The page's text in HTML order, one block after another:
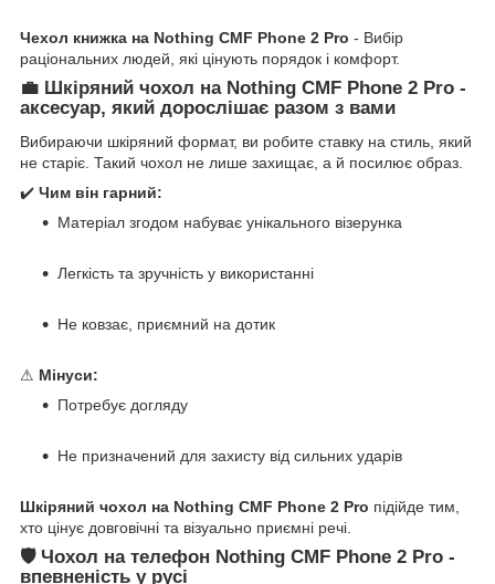
Чехол книжка на Nothing CMF Phone 2 Pro - Вибір
раціональних людей, які цінують порядок і комфорт.
💼 Шкіряний чохол на Nothing CMF Phone 2 Pro -
аксесуар, який дорослішає разом з вами
Вибираючи шкіряний формат, ви робите ставку на стиль, який
не старіє. Такий чохол не лише захищає, а й посилює образ.
✔️ Чим він гарний:
Матеріал згодом набуває унікального візерунка
Легкість та зручність у використанні
Не ковзає, приємний на дотик
⚠ Мінуси:
Потребує догляду
Не призначений для захисту від сильних ударів
Шкіряний чохол на Nothing CMF Phone 2 Pro підійде тим,
хто цінує довговічні та візуально приємні речі.
🛡 Чохол на телефон Nothing CMF Phone 2 Pro -
впевненість у русі